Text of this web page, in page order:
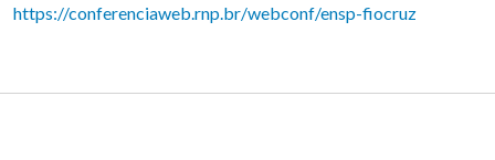
https://conferenciaweb.rnp.br/webconf/ensp-fiocruz